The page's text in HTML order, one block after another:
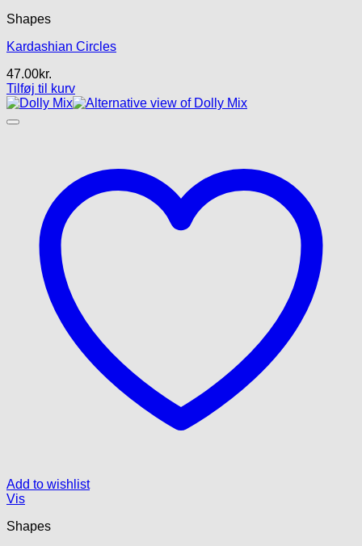
Shapes
Kardashian Circles
47.00kr.
Tilføj til kurv
Add to wishlist
Vis
Shapes